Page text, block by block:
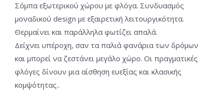
Σόμπα εξωτερικού χώρου με φλόγα. Συνδυασμός
μοναδικού design με εξαιρετική λειτουργικότητα.
Θερμαίνει και παράλληλα φωτίζει απαλά.
Δείχνει υπέροχη, σαν τα παλιά φανάρια των δρόμων
και μπορεί να ζεστάνει μεγάλο χώρο. Οι πραγματικές
φλόγες δίνουν μια αίσθηση ευεξίας και κλασικής
κομψότητας..